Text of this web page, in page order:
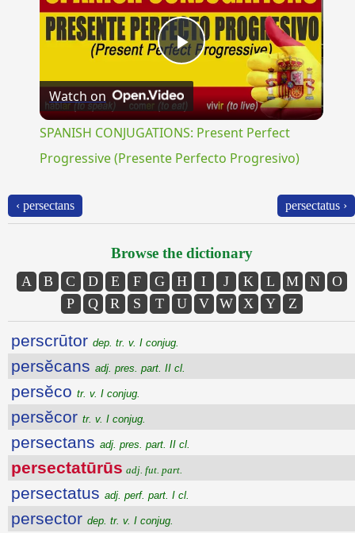
Play
Video
Watch on
SPANISH CONJUGATIONS: Present Perfect
Progressive (Presente Perfecto Progresivo)
‹ persectans persectatus ›
Browse the dictionary
A B C D E F G H I J K L M N
O
P
Q R S T U V W X Y Z
perscrūtor dep. tr. v. I conjug.
persĕcans adj. pres. part. II cl.
persĕco tr. v. I conjug.
persĕcor tr. v. I conjug.
persectans adj. pres. part. II cl.
persectatūrūs adj. fut. part.
persectatus adj. perf. part. I cl.
persector dep. tr. v. I conjug.